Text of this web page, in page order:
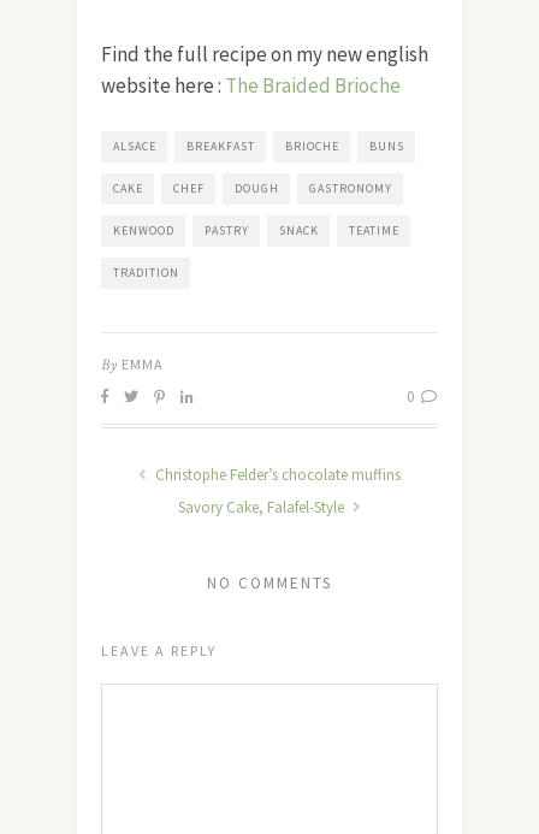
Find the full recipe on my new english
website here : The Braided Brioche
ALSACE BREAKFAST BRIOCHE BUNS
CAKE CHEF DOUGH GASTRONOMY
KENWOOD PASTRY SNACK TEATIME
TRADITION
By EMMA
0
Christophe Felder’s chocolate muffins
Savory Cake, Falafel-Style
NO COMMENTS
LEAVE A REPLY